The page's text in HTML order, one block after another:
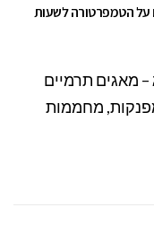
על הטמפרטורה לשעות
– מאגים תרמיים
מחממות